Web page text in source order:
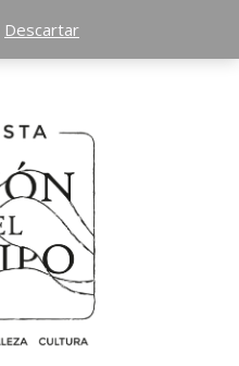
Descartar